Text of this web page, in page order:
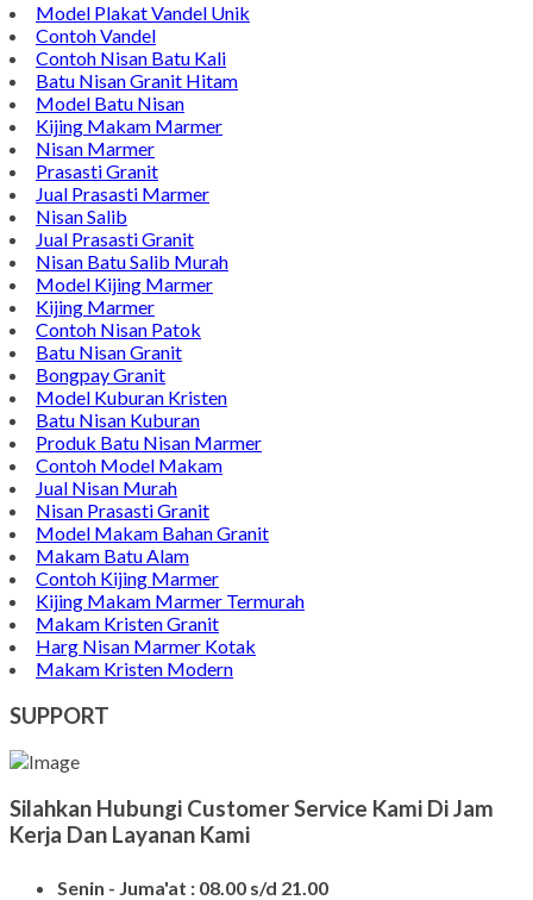
Model Plakat Vandel Unik
Contoh Vandel
Contoh Nisan Batu Kali
Batu Nisan Granit Hitam
Model Batu Nisan
Kijing Makam Marmer
Nisan Marmer
Prasasti Granit
Jual Prasasti Marmer
Nisan Salib
Jual Prasasti Granit
Nisan Batu Salib Murah
Model Kijing Marmer
Kijing Marmer
Contoh Nisan Patok
Batu Nisan Granit
Bongpay Granit
Model Kuburan Kristen
Batu Nisan Kuburan
Produk Batu Nisan Marmer
Contoh Model Makam
Jual Nisan Murah
Nisan Prasasti Granit
Model Makam Bahan Granit
Makam Batu Alam
Contoh Kijing Marmer
Kijing Makam Marmer Termurah
Makam Kristen Granit
Harg Nisan Marmer Kotak
Makam Kristen Modern
SUPPORT
Silahkan Hubungi Customer Service Kami Di Jam
Kerja Dan Layanan Kami
Senin - Juma'at : 08.00 s/d 21.00